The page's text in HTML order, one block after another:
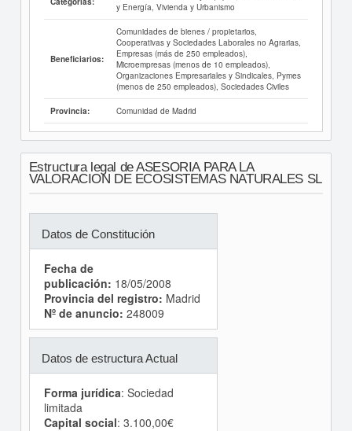
y Energía, Vivienda y Urbanismo
Beneficiarios:
Comunidades de bienes / propietarios,
Cooperativas y Sociedades Laborales no Agrarias,
Empresas (más de 250 empleados),
Microempresas (menos de 10 empleados),
Organizaciones Empresariales y Sindicales, Pymes
(menos de 250 empleados), Sociedades Civiles
Provincia: Comunidad de Madrid
Estructura legal de ASESORIA PARA LA
VALORACION DE ECOSISTEMAS NATURALES SL
Datos de Constitución
Fecha de
publicación: 18/05/2008
Provincia del registro: Madrid
Nº de anuncio: 248009
Datos de estructura Actual
Forma jurídica: Sociedad
limitada
Capital social: 3.100,00€